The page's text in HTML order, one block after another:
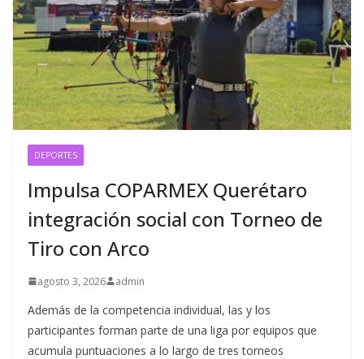
DEPORTES
Impulsa COPARMEX Querétaro
integración social con Torneo de
Tiro con Arco
agosto 3, 2026 admin
Además de la competencia individual, las y los
participantes forman parte de una liga por equipos que
acumula puntuaciones a lo largo de tres torneos